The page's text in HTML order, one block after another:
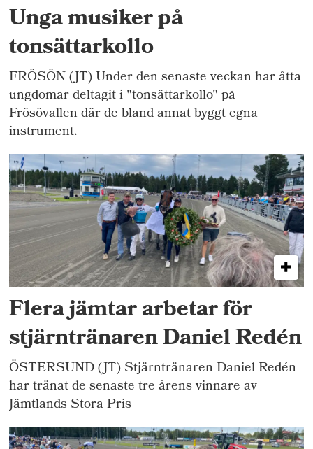
Unga musiker på
tonsättarkollo
FRÖSÖN (JT) Under den senaste veckan har åtta
ungdomar deltagit i "tonsättarkollo" på
Frösövallen där de bland annat byggt egna
instrument.
Flera jämtar arbetar för
stjärntränaren Daniel Redén
ÖSTERSUND (JT) Stjärntränaren Daniel Redén
har tränat de senaste tre årens vinnare av
Jämtlands Stora Pris